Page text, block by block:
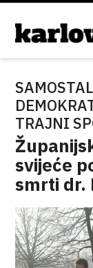
TRAJNI
svijeće
smrti dr.